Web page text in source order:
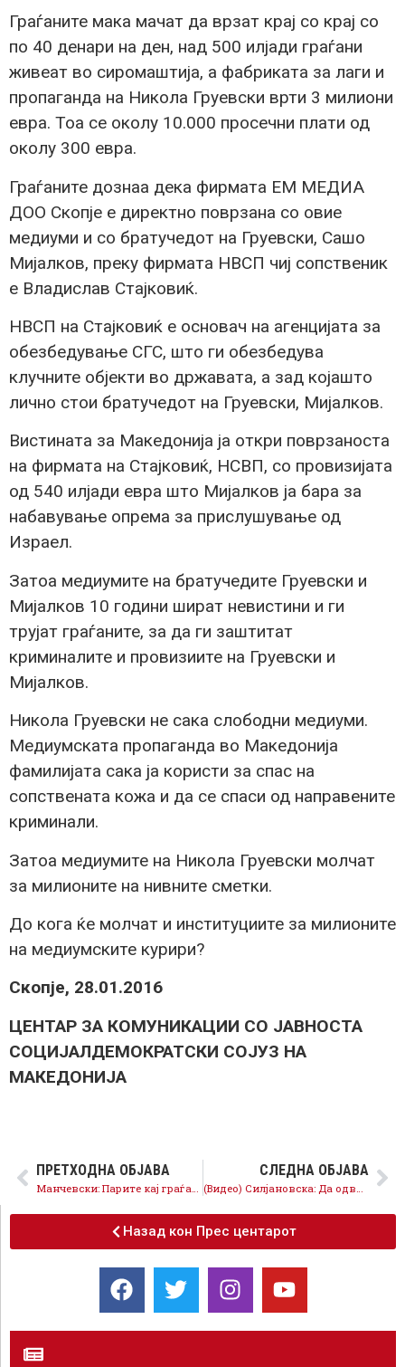
Граѓаните мака мачат да врзат крај со крај со
по 40 денари на ден, над 500 илјади граѓани
живеат во сиромаштија, а фабриката за лаги и
пропаганда на Никола Груевски врти 3 милиони
евра. Тоа се околу 10.000 просечни плати од
околу 300 евра.
Граѓаните дознаа дека фирмата ЕМ МЕДИА
ДОО Скопје е директно поврзана со овие
медиуми и со братучедот на Груевски, Сашо
Мијалков, преку фирмата НВСП чиј сопственик
е Владислав Стајковиќ.
НВСП на Стајковиќ е основач на агенцијата за
обезбедување СГС, што ги обезбедува
клучните објекти во државата, а зад којашто
лично стои братучедот на Груевски, Мијалков.
Вистината за Македонија ја откри поврзаноста
на фирмата на Стајковиќ, НСВП, со провизијата
од 540 илјади евра што Мијалков ја бара за
набавување опрема за прислушување од
Израел.
Затоа медиумите на братучедите Груевски и
Мијалков 10 години шират невистини и ги
трујат граѓаните, за да ги заштитат
криминалите и провизиите на Груевски и
Мијалков.
Никола Груевски не сака слободни медиуми.
Медиумската пропаганда во Македонија
фамилијата сака ја користи за спас на
сопствената кожа и да се спаси од направените
криминали.
Затоа медиумите на Никола Груевски молчат
за милионите на нивните сметки.
До кога ќе молчат и институциите за милионите
на медиумските курири?
Скопје, 28.01.2016
ЦЕНТАР ЗА КОМУНИКАЦИИ СО ЈАВНОСТА
СОЦИЈАЛДЕМОКРАТСКИ СОЈУЗ НА
МАКЕДОНИЈА
ПРЕТХОДНА ОБЈАВА СЛЕДНА ОБЈАВА
Назад кон Прес центарот